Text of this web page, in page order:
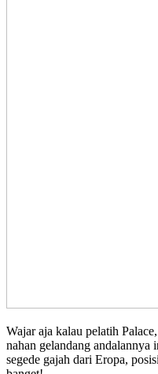
Wajar aja kalau pelatih
nahan gelandang
segede gajah dari Eropa,